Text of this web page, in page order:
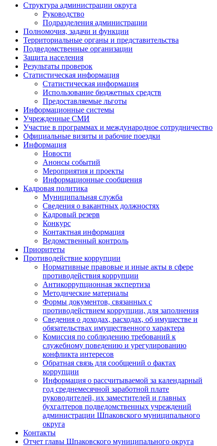
Структура администрации округа
Руководство
Подразделения администрации
Полномочия, задачи и функции
Территориальные органы и представительства
Подведомственные организации
Защита населения
Результаты проверок
Статистическая информация
Статистическая информация
Использование бюджетных средств
Предоставляемые льготы
Информационные системы
Учрежденные СМИ
Участие в программах и международное сотрудничество
Официальные визиты и рабочие поездки
Информация
Новости
Анонсы событий
Мероприятия и проекты
Информационные сообщения
Кадровая политика
Муниципальная служба
Сведения о вакантных должностях
Кадровый резерв
Конкурс
Контактная информация
Ведомственный контроль
Приоритеты
Противодействие коррупции
Нормативные правовые и иные акты в сфере
противодействия коррупции
Антикоррупционная экспертиза
Методические материалы
Формы документов, связанных с
противодействием коррупции, для заполнения
Сведения о доходах, расходах, об имуществе и
обязательствах имущественного характера
Комиссия по соблюдению требований к
служебному поведению и урегулированию
конфликта интересов
Обратная связь для сообщений о фактах
коррупции
Информация о рассчитываемой за календарный
год среднемесячной заработной плате
руководителей, их заместителей и главных
бухгалтеров подведомственных учреждений
администрации Шпаковского муниципального
округа
Контакты
Отчет главы Шпаковского муниципального округа